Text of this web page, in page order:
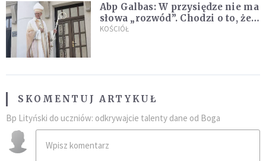
Abp Galbas: W przysiędze nie ma
słowa „rozwód”. Chodzi o to, że
„cię nie opuszczę”
KOŚCIÓŁ
SKOMENTUJ ARTYKUŁ
Bp Lityński do uczniów: odkrywajcie talenty dane od Boga